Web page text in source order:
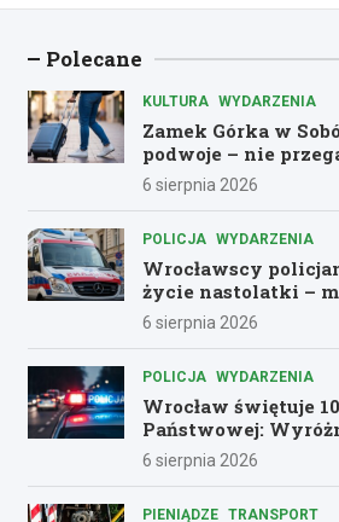
Polecane
KULTURA WYDARZENIA
Zamek Górka w
podwoje – nie
przygody!
6 sierpnia 2026
POLICJA WYDARZENIA
Wrocławscy
życie nastolatki –
pomoc
6 sierpnia 2026
POLICJA WYDARZENIA
Wrocław świętuje
Państwowej:
podziękowania dla
6 sierpnia 2026
PIENIĄDZE TRANSPORT